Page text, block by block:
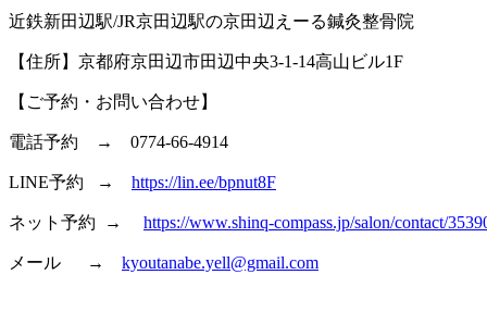
近鉄新田辺駅/JR京田辺駅の京田辺えーる鍼灸整骨院
【住所】京都府京田辺市田辺中央3-1-14高山ビル1F
【ご予約・お問い合わせ】
電話予約 → 0774-66-4914
LINE予約 → https://lin.ee/bpnut8F
ネット予約 → https://www.shinq-compass.jp/salon/contact/
メール → kyoutanabe.yell@gmail.com